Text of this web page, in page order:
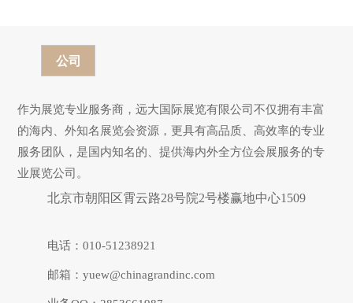
公司
作为展览专业服务商，远大国际展览有限公司不仅拥有丰富
的海内、外知名展览会资源，更具有高品质、高效率的专业
服务团队，是国内知名的、提供海内外全方位会展服务的专
业展览公司。
北京市朝阳区霄云路28号院2号楼赢地中心1509
电话：010-51238921
邮箱：yuew@chinagrandinc.com